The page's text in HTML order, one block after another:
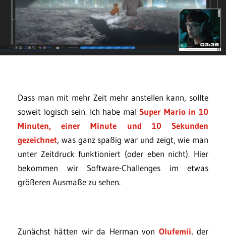
Dass man mit mehr Zeit mehr anstellen kann, sollte
soweit logisch sein. Ich habe malSuper Mario in 10
Minuten, einer Minute und 10 Sekunden
gezeichnet, was ganz spaßig war und zeigt, wie man
unter Zeitdruck funktioniert (oder eben nicht). Hier
bekommen wir Software-Challenges im etwas
größeren Ausmaße zu sehen.
Zunächst hätten wir da Herman von Olufemii, der